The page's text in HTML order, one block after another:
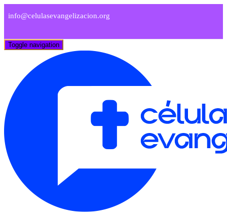
info@celulasevangelizacion.org
Toggle navigation